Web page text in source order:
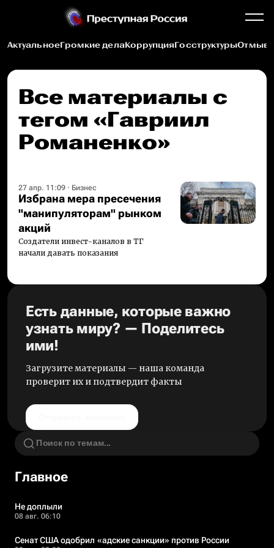
АктуальноеГромкие делаКоррупцияГосструктуры
Все материалы c
тегом «Гавриил
Романенко»
27 апр. 11:09 · Бизнес
Избрана мера пресечения
"манипуляторам" рынком
акций
Создатели инвест-каналов в ТГ
начали давать показания
Есть данные, которые важно
узнать миру? — Поделитесь
ими!
Загрузите материалы — наша команда
проверит их и подтвердит факты
Главное
Не доплыли
08 авг. 06:10
Сенат США одобрил «адские санкции» против России